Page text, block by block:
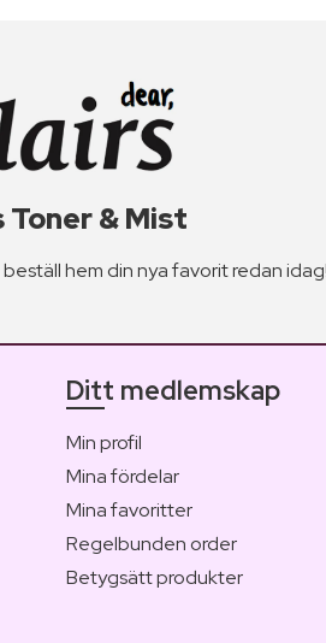
Toner & Mist
hem din nya favorit redan
Ditt medlemskap
Min profil
Mina fördelar
Mina favoritter
Regelbunden order
Betygsätt produkter